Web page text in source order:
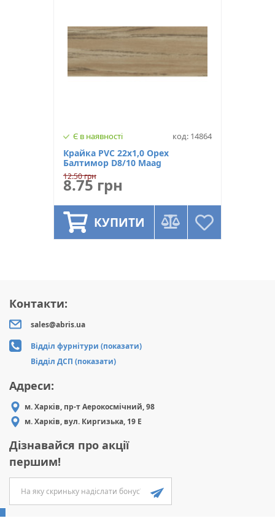
Є в наявності код: 14864
Крайка PVC 22х1,0 Орех
Балтимор D8/10 Maag
12.50 грн
8.75 грн
КУПИТИ
Контакти:
sales@abris.ua
Відділ фурнітури (показати)
Відділ ДСП (показати)
Адреси:
м. Харків, пр-т Аерокосмічний, 98
м. Харків, вул. Киргизька, 19 Е
Дізнавайся про акції
першим!